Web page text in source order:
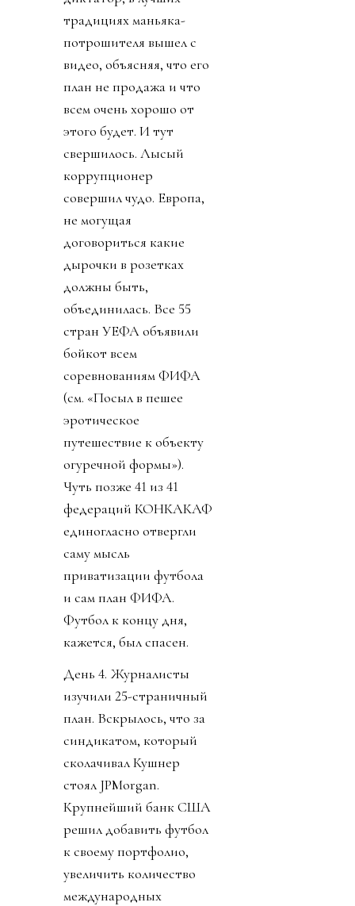
традициях маньяка-
потрошителя вышел с
видео, объясняя, что его
план не продажа и что
всем очень хорошо от
этого будет. И тут
свершилось. Лысый
коррупционер
совершил чудо. Европа,
не могущая
договориться какие
дырочки в розетках
должны быть,
объединилась. Все 55
стран УЕФА объявили
бойкот всем
соревнованиям ФИФА
(см. «Посыл в пешее
эротическое
путешествие к объекту
огуречной формы»).
Чуть позже 41 из 41
федераций КОНКАКАФ
единогласно отвергли
саму мысль
приватизации футбола
и сам план ФИФА.
Футбол к концу дня,
кажется, был спасен.
День 4. Журналисты
изучили 25-страничный
план. Вскрылось, что за
синдикатом, который
сколачивал Кушнер
стоял JPMorgan.
Крупнейший банк США
решил добавить футбол
к своему портфолио,
увеличить количество
международных